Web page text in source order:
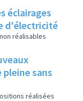
éclairages
d'électricité
réalisables
sans
réalisées